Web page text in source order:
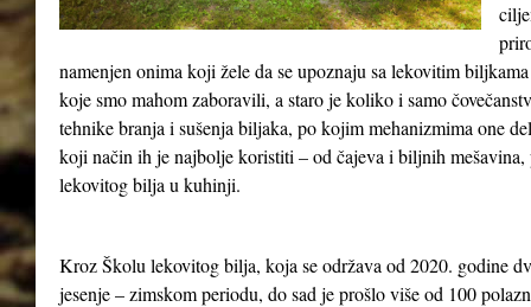
namenjen onima koji žele da se upoznaju sa lekovitim
koje smo mahom zaboravili, a staro je koliko i samo
tehnike branja i sušenja biljaka, po kojim mehanizmima one
koji način ih je najbolje koristiti – od čajeva i biljnih mešavina,
lekovitog bilja u kuhinji.
Kroz Školu lekovitog bilja, koja se održava od 2020. godine
jesenje – zimskom periodu, do sad je prošlo više od 100